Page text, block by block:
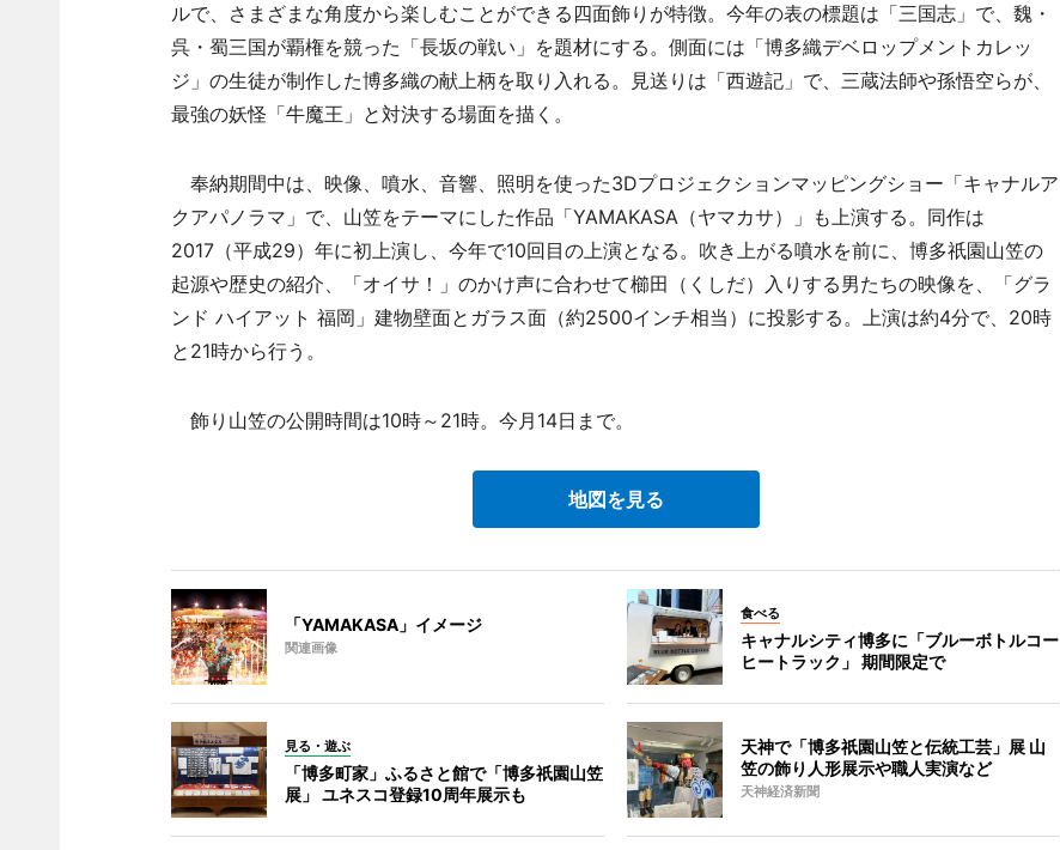
ルで、さまざまな角度から楽しむことができる四面飾りが特徴。今年の表の標題は「三国志」で、魏・
呉・蜀三国が覇権を競った「長坂の戦い」を題材にする。側面には「博多織デベロップメントカレッ
ジ」の生徒が制作した博多織の献上柄を取り入れる。見送りは「西遊記」で、三蔵法師や孫悟空らが、
最強の妖怪「牛魔王」と対決する場面を描く。
奉納期間中は、映像、噴水、音響、照明を使った3Dプロジェクションマッピングショー「キャナルア
クアパノラマ」で、山笠をテーマにした作品「YAMAKASA（ヤマカサ）」も上演する。同作は
2017（平成29）年に初上演し、今年で10回目の上演となる。吹き上がる噴水を前に、博多祇園山笠の
起源や歴史の紹介、「オイサ！」のかけ声に合わせて櫛田（くしだ）入りする男たちの映像を、「グラ
ンド ハイアット 福岡」建物壁面とガラス面（約2500インチ相当）に投影する。上演は約4分で、20時
と21時から行う。
飾り山笠の公開時間は10時～21時。今月14日まで。
地図を見る
「YAMAKASA」イメージ
関連画像
食べる
キャナルシティ博多に「ブルーボトルコー
ヒートラック」 期間限定で
見る・遊ぶ
「博多町家」ふるさと館で「博多祇園山笠
展」 ユネスコ登録10周年展示も
天神で「博多祇園山笠と伝統工芸」展 山
笠の飾り人形展示や職人実演など
天神経済新聞